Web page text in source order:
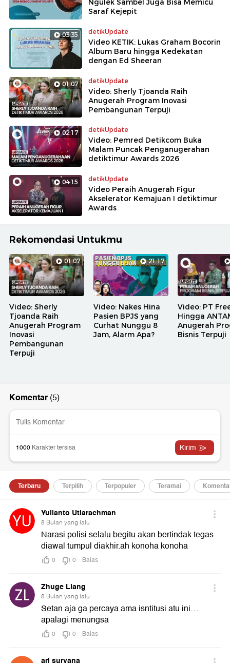
Ngulek Sambel Juga Bisa Memicu
Saraf Kejepit
03:35 detikUpdate
Video KETIK: Lukas Graham Bocorin
Album Baru hingga Kedekatan
dengan Ed Sheeran
01:07 detikUpdate
Video: Sherly Tjoanda Raih
Anugerah Program Inovasi
Pembangunan Terpuji
02:17 detikUpdate
Video: Pemred Detikcom Buka
Malam Puncak Penganugerahan
detiktimur Awards 2026
04:15 detikUpdate
Video Peraih Anugerah Figur
Akselerator Kemajuan I detiktimur
Awards
Rekomendasi Untukmu
01:07
Video: Sherly
Tjoanda Raih
Anugerah Program
Inovasi
Pembangunan
Terpuji
21:17
Video: Nakes Hina
Pasien BPJS yang
Curhat Nunggu 8
Jam, Alarm Apa?
Video: PT
Hingga
Anugerah
Bisnis Terpuji